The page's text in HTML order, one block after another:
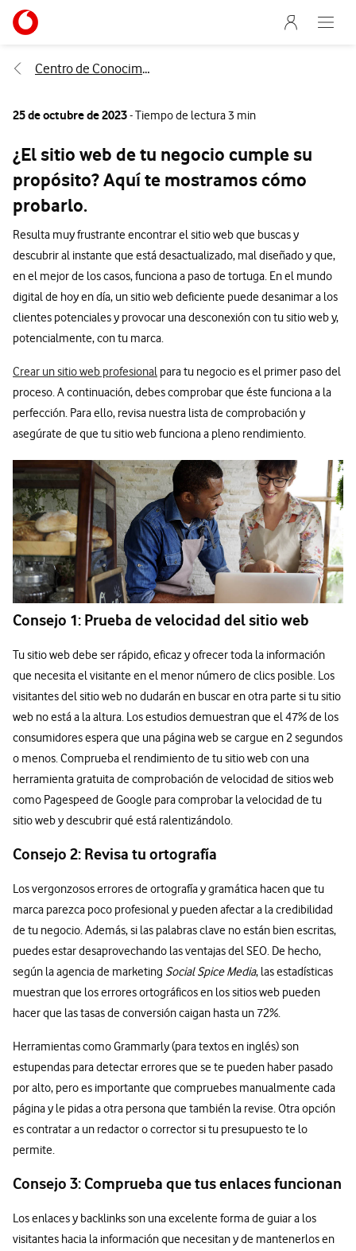
Ir a la pagina principal de vodafone.es
Menu
Abre
Centro de Conocimiento
25 de octubre de 2023- Tiempo de lectura 3 min
¿El sitio web de tu negocio cumple su
propósito? Aquí te mostramos cómo
probarlo.
Resulta muy frustrante encontrar el sitio web que buscas y
descubrir al instante que está desactualizado, mal diseñado y que,
en el mejor de los casos, funciona a paso de tortuga. En el mundo
digital de hoy en día, un sitio web deficiente puede desanimar a los
clientes potenciales y provocar una desconexión con tu sitio web y,
potencialmente, con tu marca.
Crear un sitio web profesional para tu negocio es el primer paso del
proceso. A continuación, debes comprobar que éste funciona a la
perfección. Para ello, revisa nuestra lista de comprobación y
asegúrate de que tu sitio web funciona a pleno rendimiento.
Consejo 1: Prueba de velocidad del sitio web
Tu sitio web debe ser rápido, eficaz y ofrecer toda la información
que necesita el visitante en el menor número de clics posible. Los
visitantes del sitio web no dudarán en buscar en otra parte si tu sitio
web no está a la altura. Los estudios demuestran que el 47% de los
consumidores espera que una página web se cargue en 2 segundos
o menos. Comprueba el rendimiento de tu sitio web con una
herramienta gratuita de comprobación de velocidad de sitios web
como Pagespeed de Google para comprobar la velocidad de tu
sitio web y descubrir qué está ralentizándolo.
Consejo 2: Revisa tu ortografía
Los vergonzosos errores de ortografía y gramática hacen que tu
marca parezca poco profesional y pueden afectar a la credibilidad
de tu negocio. Además, si las palabras clave no están bien escritas,
puedes estar desaprovechando las ventajas del SEO. De hecho,
según la agencia de marketing Social Spice Media, las estadísticas
muestran que los errores ortográficos en los sitios web pueden
hacer que las tasas de conversión caigan hasta un 72%.
Herramientas como Grammarly (para textos en inglés) son
estupendas para detectar errores que se te pueden haber pasado
por alto, pero es importante que compruebes manualmente cada
página y le pidas a otra persona que también la revise. Otra opción
es contratar a un redactor o corrector si tu presupuesto te lo
permite.
Consejo 3: Comprueba que tus enlaces funcionan
Los enlaces y backlinks son una excelente forma de guiar a los
visitantes hacia la información que necesitan y de mantenerlos en